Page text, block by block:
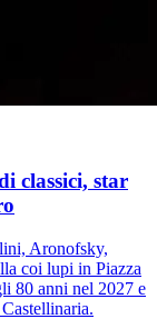
classici, star
Aronofsky,
coi lupi in Piazza
80 anni nel 2027 e